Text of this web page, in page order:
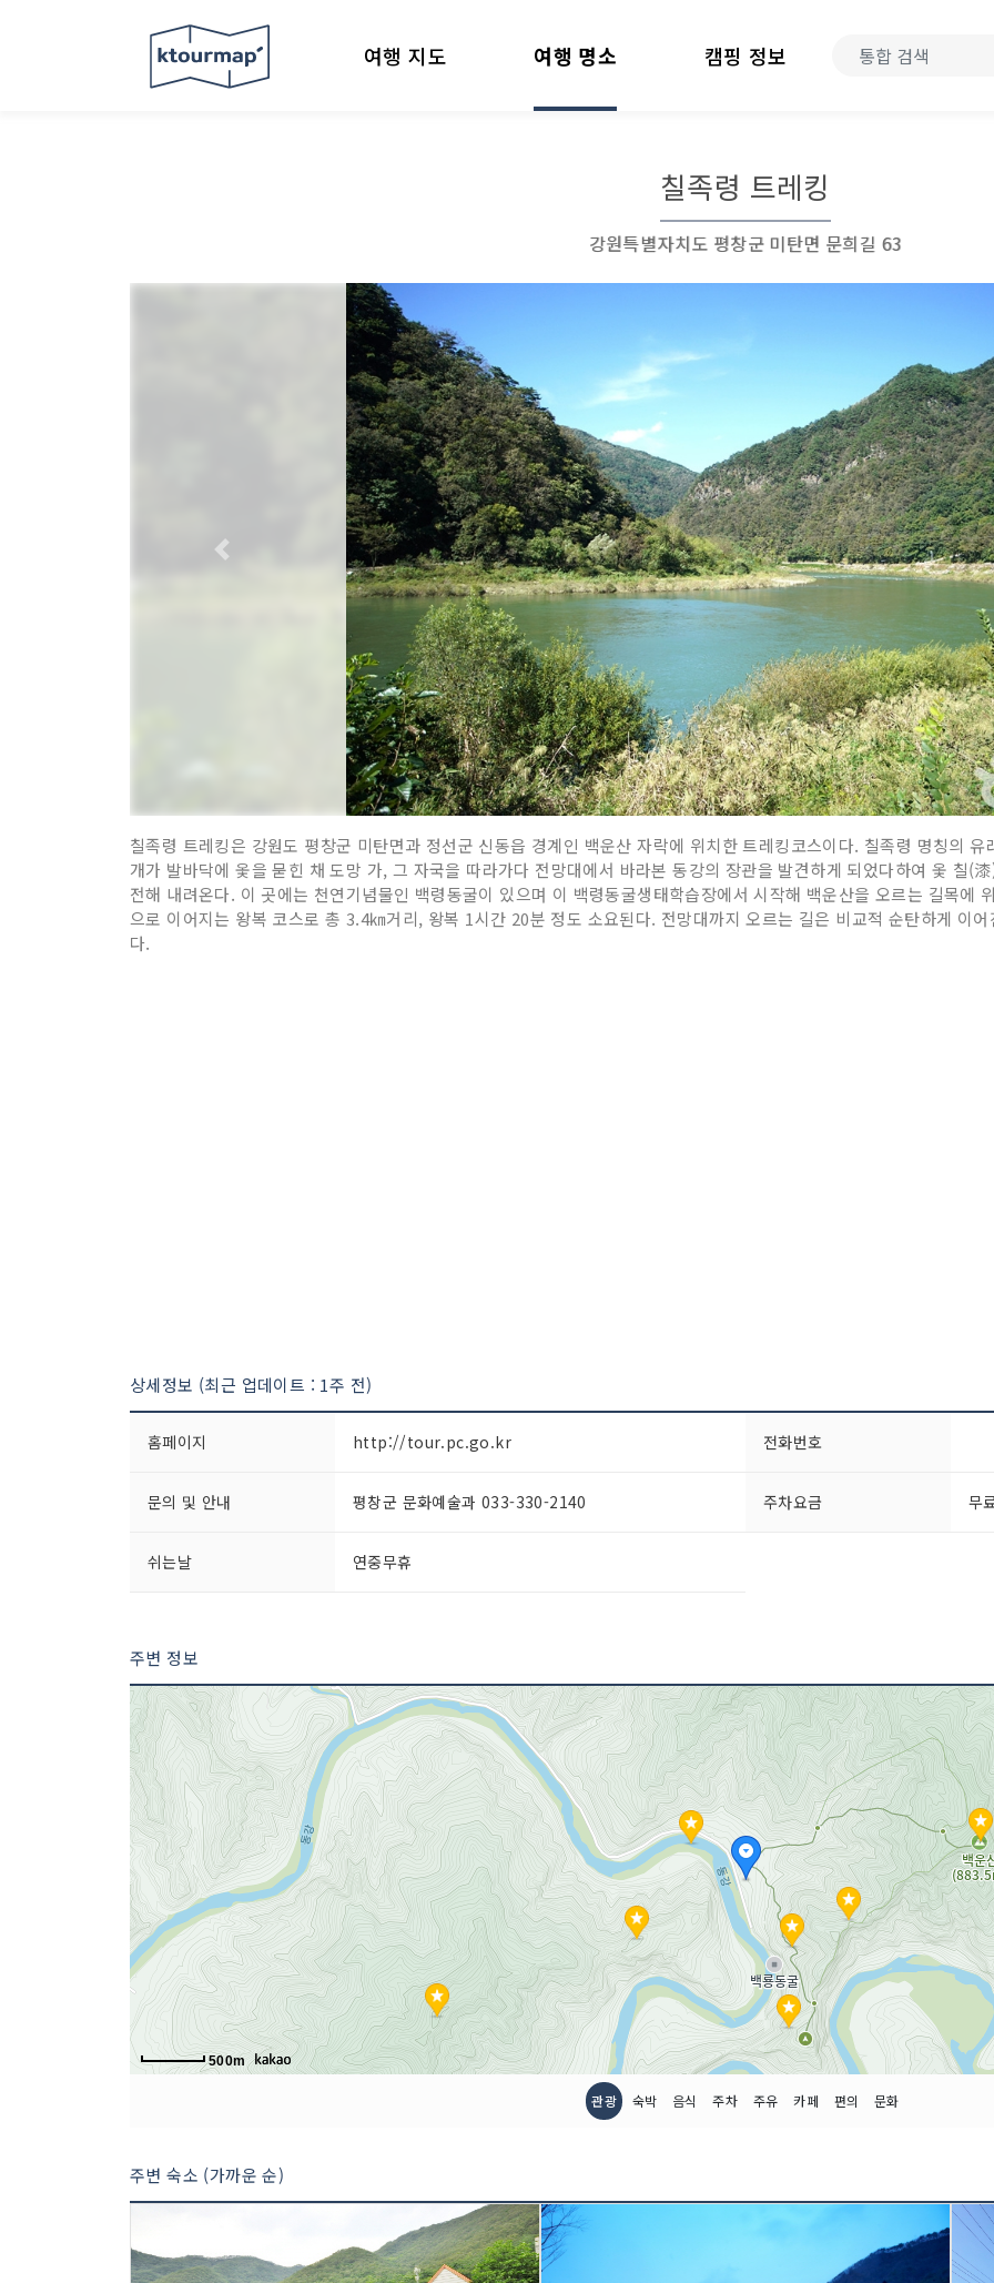
여행 지도 여행 명소 캠핑 정보
칠족령 트레킹
강원특별자치도 평창군 미탄면 문희길 63
칠족령 트레킹은 강원도 평창군 미탄면과 정선군 신동읍 경계인 백운산 자락에 위치한 트레킹코스이다. 칠족령 명칭의
개가 발바닥에 옻을 묻힌 채 도망 가, 그 자국을 따라가다 전망대에서 바라본 동강의 장관을 발견하게 되었다하여 옻 칠(
전해 내려온다. 이 곳에는 천연기념물인 백령동굴이 있으며 이 백령동굴생태학습장에서 시작해 백운산을 오르는 길목에
으로 이어지는 왕복 코스로 총 3.4㎞거리, 왕복 1시간 20분 정도 소요된다. 전망대까지 오르는 길은 비교적 순탄하게 이
다.
상세정보 (최근 업데이트 : 1주 전)
홈페이지 http://tour.pc.go.kr 전화번호
문의 및 안내 평창군 문화예술과 033-330-2140 주차요금 무
쉬는날 연중무휴
주변 정보
500m
관광 숙박 음식 주차 주유 카페 편의 문화
주변 숙소 (가까운 순)